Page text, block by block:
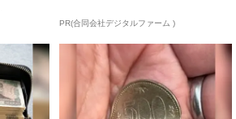
PR(合同会社デジタルファーム )